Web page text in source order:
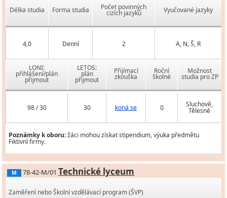
Délka studia Forma studia Počet povinných
cizích jazyků Vyučované jazyky
4,0 Denní 2 A, N, Š, R
LONI:
přihlášení/plán
přijmout
LETOS:
plán
přijmout
Přijímací
zkouška
Roční
školné
Možnost
studia pro ZP
98 / 30 30 koná se 0 Sluchově,
Tělesně
Poznámky k oboru:žáci mohou získat stipendium, výuka předmětu
Fiktivní firmy.
M 78-42-M/01 Technické lyceum
Zaměření nebo Školní vzdělávací program (ŠVP)